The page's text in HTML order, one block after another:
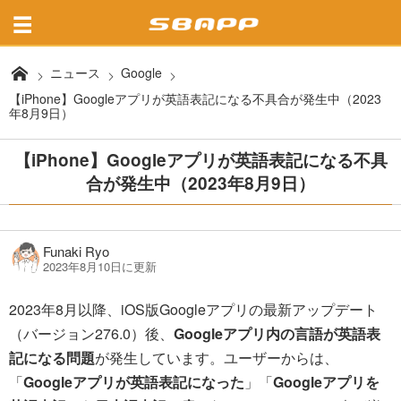
ニュース
Google
【iPhone】Googleアプリが英語表記になる不具合が発生中（2023
年8月9日）
【iPhone】Googleアプリが英語表記になる不具
合が発生中（2023年8月9日）
Funaki Ryo
2023年8月10日に更新
2023年8月以降、iOS版Googleアプリの最新アップデート
（バージョン276.0）後、 Googleアプリ内の言語が英語表
記になる問題が発生しています。ユーザーからは、
「Googleアプリが英語表記になった 」「Googleアプリを